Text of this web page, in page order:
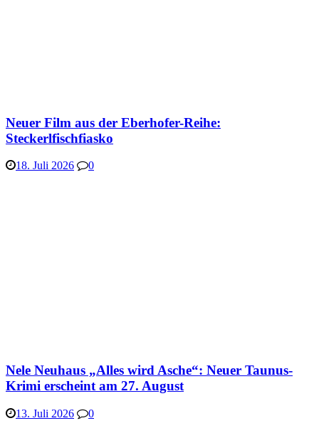
Neuer Film aus der Eberhofer-Reihe:
Steckerlfischfiasko
18. Juli 2026 0
Nele Neuhaus „Alles wird Asche“: Neuer Taunus-
Krimi erscheint am 27. August
13. Juli 2026 0